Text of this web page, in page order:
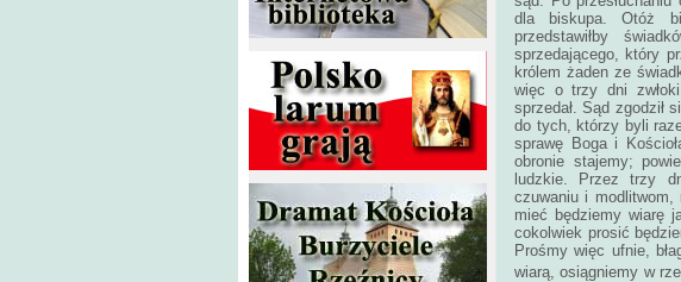
dla biskupa. Otóż
przedstawiłby
sprzedającego, który
królem żaden ze
więc o trzy dni
sprzedał. Sąd zgodził
do tych, którzy byli
sprawę Boga i
obronie stajemy;
ludzkie. Przez trzy
czuwaniu i modlitwom,
mieć będziemy wiarę
cokolwiek prosić
Prośmy więc ufnie,
wiarą, osiągniemy w